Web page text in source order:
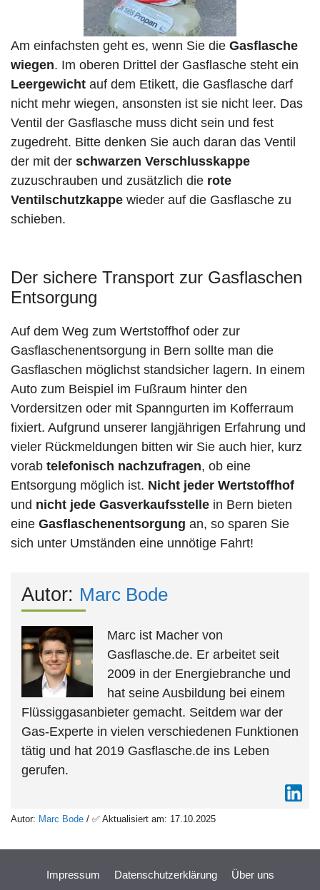
Am einfachsten geht es, wenn Sie die Gasflasche
wiegen. Im oberen Drittel der Gasflasche steht ein
Leergewicht auf dem Etikett, die Gasflasche darf
nicht mehr wiegen, ansonsten ist sie nicht leer. Das
Ventil der Gasflasche muss dicht sein und fest
zugedreht. Bitte denken Sie auch daran das Ventil
der mit der schwarzen Verschlusskappe
zuzuschrauben und zusätzlich die rote
Ventilschutzkappe wieder auf die Gasflasche zu
schieben.
Der sichere Transport zur Gasflaschen
Entsorgung
Auf dem Weg zum Wertstoffhof oder zur
Gasflaschenentsorgung in Bern sollte man die
Gasflaschen möglichst standsicher lagern. In einem
Auto zum Beispiel im Fußraum hinter den
Vordersitzen oder mit Spanngurten im Kofferraum
fixiert. Aufgrund unserer langjährigen Erfahrung und
vieler Rückmeldungen bitten wir Sie auch hier, kurz
vorab telefonisch nachzufragen, ob eine
Entsorgung möglich ist. Nicht jeder Wertstoffhof
und nicht jede Gasverkaufsstelle in Bern bieten
eine Gasflaschenentsorgung an, so sparen Sie
sich unter Umständen eine unnötige Fahrt!
Autor: Marc Bode
Marc ist Macher von
Gasflasche.de. Er arbeitet seit
2009 in der Energiebranche und
hat seine Ausbildung bei einem
Flüssiggasanbieter gemacht. Seitdem war der
Gas-Experte in vielen verschiedenen Funktionen
tätig und hat 2019 Gasflasche.de ins Leben
gerufen.
Autor: Marc Bode / ✅ Aktualisiert am: 17.10.2025
Impressum Datenschutzerklärung Über uns